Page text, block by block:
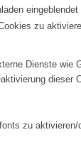
eingeblendet
zu
Dienste wie
dieser
zu aktivieren/